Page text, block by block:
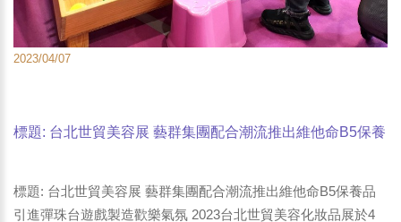
2023/04/07
標題: 台北世貿美容展 藝群集團配合潮流推出維他命B5保養
標題: 台北世貿美容展 藝群集團配合潮流推出維他命B5保養品
引進彈珠台遊戲製造歡樂氣氛 2023台北世貿美容化妝品展於4